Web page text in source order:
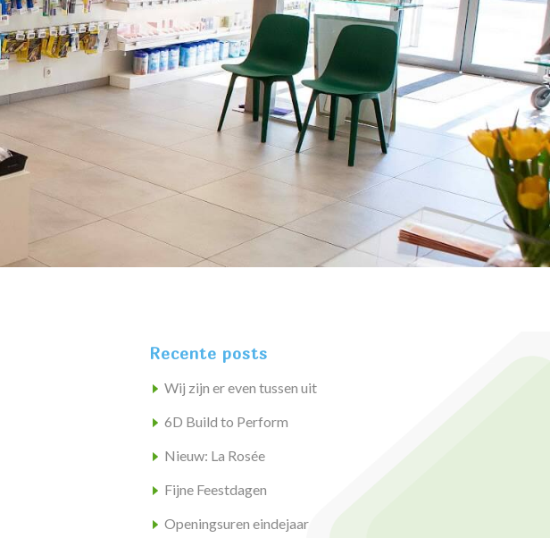
Recente posts
Wij zijn er even tussen uit
6D Build to Perform
Nieuw: La Rosée
Fijne Feestdagen
Openingsuren eindejaar